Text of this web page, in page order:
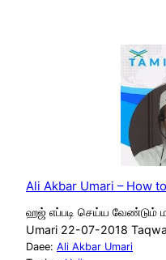
Ali Akbar Umari – How
ஹஜ் எப்படி செய்ய வேண்டும்
Umari 22-07-2018
Daee: Ali Akbar Umari